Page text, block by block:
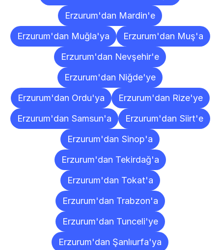
Erzurum'dan Mardin'e
Erzurum'dan Muğla'ya
Erzurum'dan Muş'a
Erzurum'dan Nevşehir'e
Erzurum'dan Niğde'ye
Erzurum'dan Ordu'ya
Erzurum'dan Rize'ye
Erzurum'dan Samsun'a
Erzurum'dan Siirt'e
Erzurum'dan Sinop'a
Erzurum'dan Tekirdağ'a
Erzurum'dan Tokat'a
Erzurum'dan Trabzon'a
Erzurum'dan Tunceli'ye
Erzurum'dan Şanlıurfa'ya